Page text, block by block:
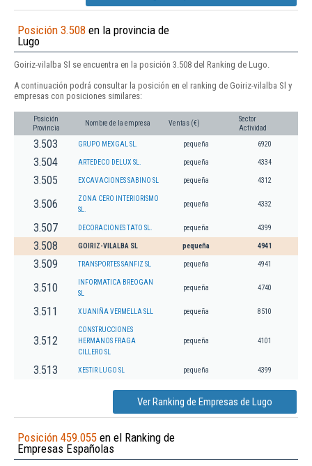
Posición 3.508 en la provincia de
Lugo
Goiriz-vilalba Sl se encuentra en la posición 3.508 del Ranking de Lugo.
A continuación podrá consultar la posición en el ranking de Goiriz-vilalba Sl y
empresas con posiciones similares:
Posición
Provincia
Nombre de la empresa Ventas (€)
Sector
Actividad
3.503 GRUPO MEXGAL SL. pequeña 6920
3.504 ARTEDECO DELUX SL. pequeña 4334
3.505 EXCAVACIONES SABINO SL pequeña 4312
3.506
ZONA CERO INTERIORISMO
SL.
pequeña 4332
3.507 DECORACIONES TATO SL. pequeña 4399
3.508 GOIRIZ-VILALBA SL pequeña 4941
3.509 TRANSPORTES SANFIZ SL pequeña 4941
3.510
INFORMATICA BREOGAN
SL
pequeña 4740
3.511 XUANIÑA VERMELLA SLL pequeña 8510
3.512
CONSTRUCCIONES
HERMANOS FRAGA
CILLERO SL
pequeña 4101
3.513 XESTIR LUGO SL pequeña 4399
Ver Ranking de Empresas de Lugo
Posición 459.055 en el Ranking de
Empresas Españolas